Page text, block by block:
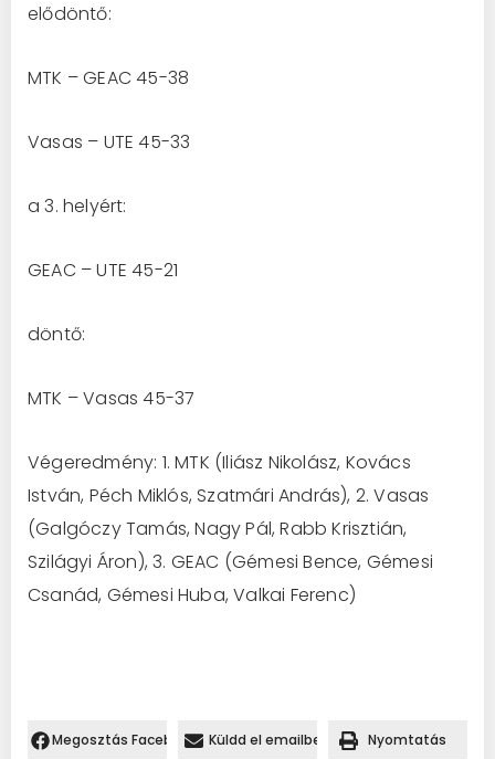
elődöntő:
MTK – GEAC 45-38
Vasas – UTE 45-33
a 3. helyért:
GEAC – UTE 45-21
döntő:
MTK – Vasas 45-37
Végeredmény: 1. MTK (Iliász Nikolász, Kovács
István, Péch Miklós, Szatmári András), 2. Vasas
(Galgóczy Tamás, Nagy Pál, Rabb Krisztián,
Szilágyi Áron), 3. GEAC (Gémesi Bence, Gémesi
Csanád, Gémesi Huba, Valkai Ferenc)
Megosztás Facebookon.Küldd el emailben Nyomtatás